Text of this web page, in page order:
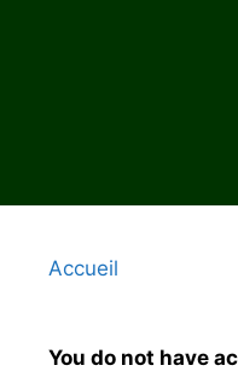
Accueil
You do not have